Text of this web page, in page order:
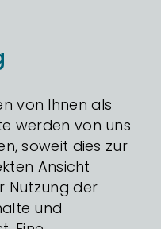
von Ihnen als
werden von uns
soweit dies zur
Ansicht
Nutzung der
und